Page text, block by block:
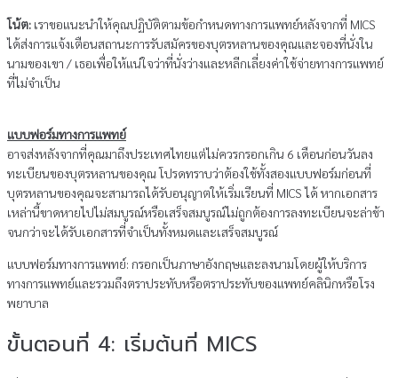
โน้ต: เราขอแนะนําให้คุณปฏิบัติตามข้อกําหนดทางการแพทย์หลังจากที่ MICS
ได้ส่งการแจ้งเตือนสถานะการรับสมัครของบุตรหลานของคุณและจองที่นั่งใน
นามของเขา / เธอเพื่อให้แน่ใจว่าที่นั่งว่างและหลีกเลี่ยงค่าใช้จ่ายทางการแพทย์
ที่ไม่จําเป็น
แบบฟอร์มทางการแพทย์
อาจส่งหลังจากที่คุณมาถึงประเทศไทยแต่ไม่ควรกรอกเกิน 6 เดือนก่อนวันลง
ทะเบียนของบุตรหลานของคุณ โปรดทราบว่าต้องใช้ทั้งสองแบบฟอร์มก่อนที่
บุตรหลานของคุณจะสามารถได้รับอนุญาตให้เริ่มเรียนที่ MICS ได้ หากเอกสาร
เหล่านี้ขาดหายไปไม่สมบูรณ์หรือเสร็จสมบูรณ์ไม่ถูกต้องการลงทะเบียนจะล่าช้า
จนกว่าจะได้รับเอกสารที่จําเป็นทั้งหมดและเสร็จสมบูรณ์
แบบฟอร์มทางการแพทย์: กรอกเป็นภาษาอังกฤษและลงนามโดยผู้ให้บริการ
ทางการแพทย์และรวมถึงตราประทับหรือตราประทับของแพทย์คลินิกหรือโรง
พยาบาล
ขั้นตอนที่ 4: เริ่มต้นที่ MICS